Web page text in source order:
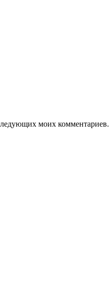
моих комментариев.